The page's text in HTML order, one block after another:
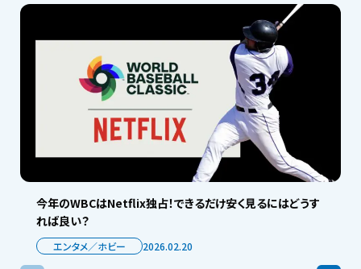
今年のWBCはNetflix独占！できるだけ安く見るにはどうす
れば良い？
エンタメ／ホビー 2026.02.20